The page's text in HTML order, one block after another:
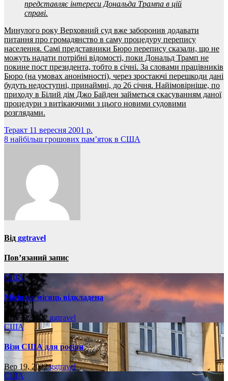
представляє інтереси Дональда Трампа в цій
справі.
Минулого року Верховний суд вже заборонив додавати
питання про громадянство в саму процедуру перепису
населення. Самі представники Бюро перепису сказали, що не
можуть надати потрібні відомості, поки Дональд Трамп не
покине пост президента, тобто в січні. За словами працівників
Бюро (на умовах анонімності), через зростаючі перешкоди дані
будуть недоступні, принаймні, до 26 січня. Найімовірніше, по
приходу в Білий дім Джо Байден займеться скасуванням даної
процедури з витікаючими з цього новими судовими
розглядами.
Навігація
записів
Теракт 11 вересня 2001 р.
8 найбільш грошових пам’яток в США
Від ggtravel
Пов’язаний запис
США
Місія на місяць відкладена
Вер 30, 2022 ggtravel
США
Візи США для росіян
Вер 19, 2022ggtravel
США